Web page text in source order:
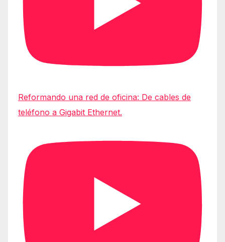
Reformando una red de oficina: De cables de
teléfono a Gigabit Ethernet.